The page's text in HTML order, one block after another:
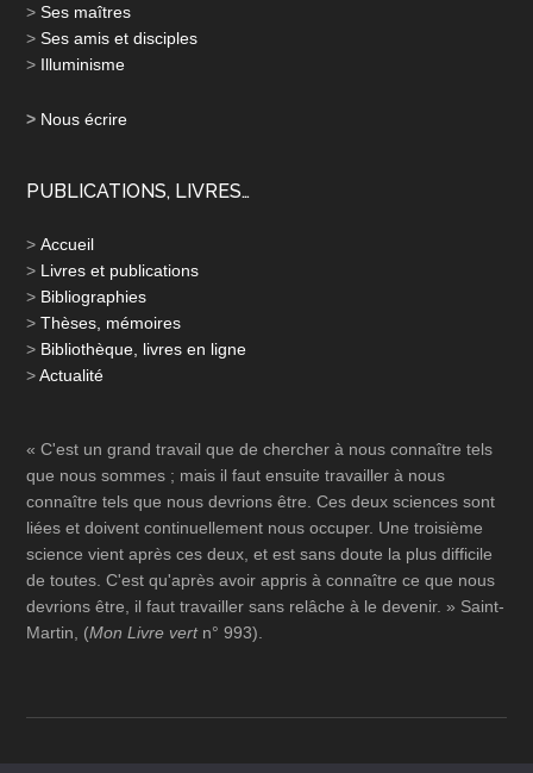
>Ses maîtres
>Ses amis et disciples
> Illuminisme
> Nous écrire
PUBLICATIONS, LIVRES…
>Accueil
> Livres et publications
> Bibliographies
>Thèses, mémoires
> Bibliothèque, livres en ligne
>Actualité
« C'est un grand travail que de chercher à nous connaître tels
que nous sommes ; mais il faut ensuite travailler à nous
connaître tels que nous devrions être. Ces deux sciences sont
liées et doivent continuellement nous occuper. Une troisième
science vient après ces deux, et est sans doute la plus difficile
de toutes. C'est qu'après avoir appris à connaître ce que nous
devrions être, il faut travailler sans relâche à le devenir. » Saint-
Martin, (Mon Livre vertn° 993).